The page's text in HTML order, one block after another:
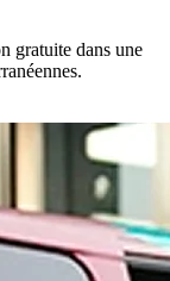
gratuite dans une